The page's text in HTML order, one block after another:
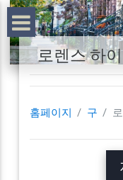
로렌스 하
홈페이지 구